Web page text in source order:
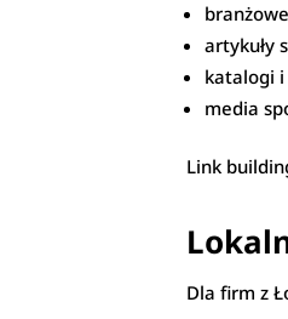
artykuły
katalogi i
media
Link
Dla firm z